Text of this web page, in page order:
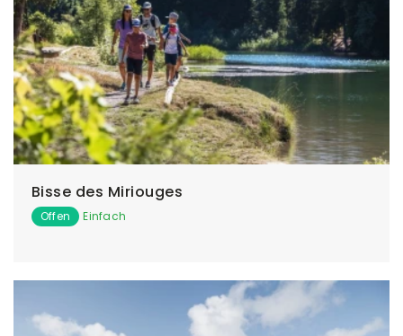
Bisse des Miriouges
Offen Einfach